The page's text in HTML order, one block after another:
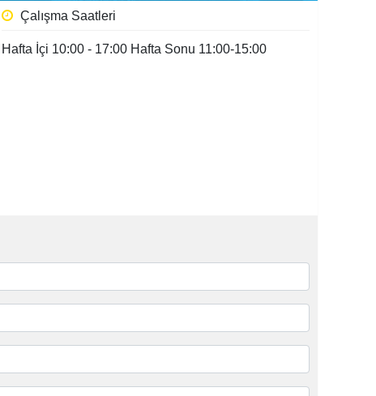
Çalışma Saatleri
Hafta İçi 10:00 - 17:00 Hafta Sonu 11:00-15:00